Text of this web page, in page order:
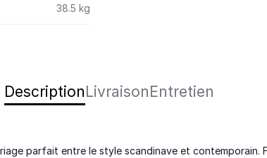
38.5 kg
DescriptionLivraisonEntretien
parfait entre le style scandinave et contemporain.